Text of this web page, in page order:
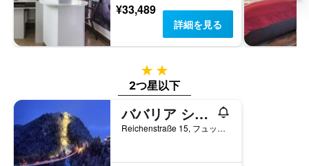
¥33,489
詳細を見る
2つ星
2つ星以下
ババリア シティ ホステル デザイン ホステル
Reichenstraße 15, フュッセン, バイエルン, ドイツ